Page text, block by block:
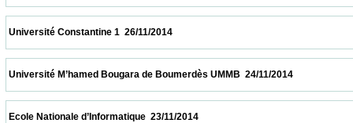
Université Constantine 1  26/11/2014
Université M’hamed Bougara de Boumerdès UMMB  24/11/
Ecole Nationale d’Informatique  23/11/2014